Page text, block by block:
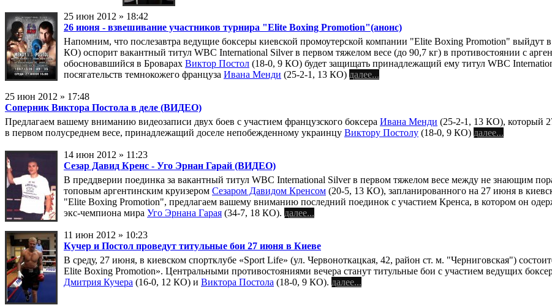
25 июн 2012 » 18:42
26 июня - взвешивание участников турнира "Elite Boxing Promotion"(анонс)
Напомним, что послезавтра ведущие боксеры киевской промоутерской компании "Elite Boxing Promotion" выйдут
КО) оспорит вакантный титул WBC International Silver в первом тяжелом весе (до 90,7 кг) в противостоянии с
обосновавшийся в Броварах Виктор Постол (18-0, 9 КО) будет защищать принадлежащий ему титул WBC
посягательств темнокожего француза Ивана Менди (25-2-1, 13 КО) далее...
25 июн 2012 » 17:48
Соперник Виктора Постола в деле (ВИДЕО)
Предлагаем вашему вниманию видеозаписи двух боев с участием французского боксера Ивана Менди (25-2-1, 13 КО), который
в первом полусреднем весе, принадлежащий доселе непобежденному украинцу Виктору Постолу (18-0, 9 КО) далее...
14 июн 2012 » 11:23
Сезар Давид Кренс - Уго Эрнан Гарай (ВИДЕО)
В преддверии поединка за вакантный титул WBC International Silver в первом тяжелом весе между не знающим
топовым аргентинским круизером Сезаром Давидом Кренсом (20-5, 13 КО), запланированного на 27 июня в
"Elite Boxing Promotion", предлагаем вашему вниманию последний поединок с участием Кренса, в котором он
экс-чемпиона мира Уго Эрнана Гарая (34-7, 18 КО). далее...
11 июн 2012 » 10:23
Кучер и Постол проведут титульные бои 27 июня в Киеве
В среду, 27 июня, в киевском спортклубе «Sport Life» (ул. Червоноткацкая, 42, район ст. м. "Черниговская")
Elite Boxing Promotion». Центральными противостояниями вечера станут титульные бои с участием ведущих
Дмитрия Кучера (16-0, 12 КО) и Виктора Постола (18-0, 9 КО). далее...